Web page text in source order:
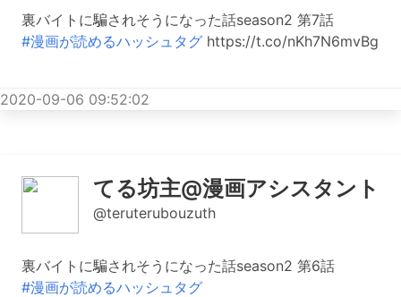
裏バイトに騙されそうになった話season2 第7話
#漫画が読めるハッシュタグ https://t.co/nKh7N6mvBg
2020-09-06 09:52:02
てる坊主@漫画アシスタント
@teruterubouzuth
裏バイトに騙されそうになった話season2 第6話
#漫画が読めるハッシュタグ